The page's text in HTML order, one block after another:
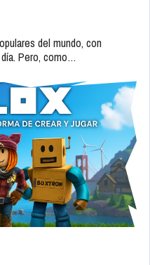
del mundo, con
Pero, como…